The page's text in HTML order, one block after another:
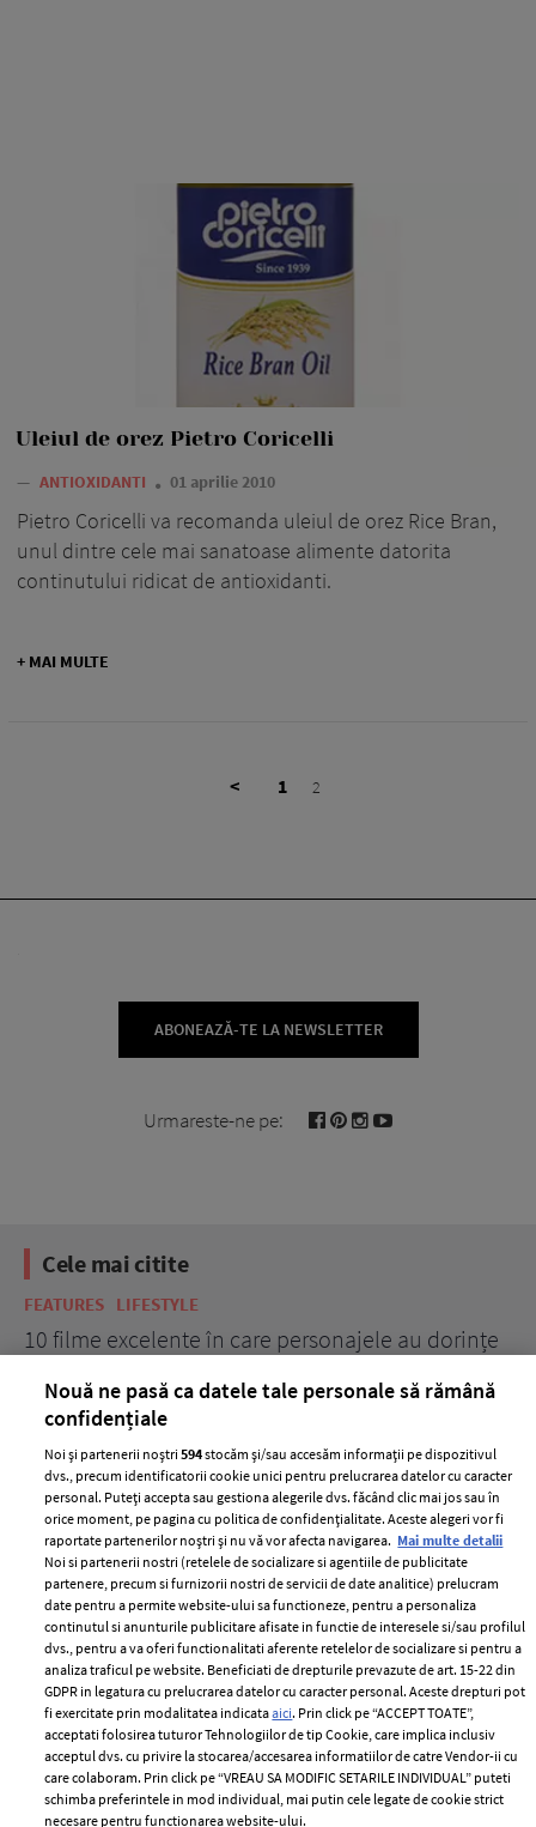
Uleiul de orez Pietro Coricelli
— ANTIOXIDANTI 01 aprilie 2010
Pietro Coricelli va recomanda uleiul de orez Rice Bran,
unul dintre cele mai sanatoase alimente datorita
continutului ridicat de antioxidanti.
+ MAI MULTE
< 1 2
ABONEAZĂ-TE LA NEWSLETTER
Urmareste-ne pe:
Cele mai citite
FEATURES LIFESTYLE
10 filme excelente în care personajele au dorințe
ELLE Style Awards
2024
Despre ELLE
Romania
Contact
Abonamente
Termeni si conditii
Politica de
confidențialitate
Politica de cookies
Publicitate
Nouă ne pasă ca datele tale personale să rămână
confidențiale
Noi și partenerii noștri594stocăm și/sau accesăm informații pe dispozitivul
dvs., precum identificatorii cookie unici pentru prelucrarea datelor cu caracter
personal. Puteți accepta sau gestiona alegerile dvs. făcând clic mai jos sau în
orice moment, pe pagina cu politica de confidențialitate. Aceste alegeri vor fi
raportate partenerilor noștri și nu vă vor afecta navigarea. Mai multe detalii
Noi si partenerii nostri (retelele de socializare si agentiile de publicitate
partenere, precum si furnizorii nostri de servicii de date analitice) prelucram
date pentru a permite website-ului sa functioneze, pentru a personaliza
continutul si anunturile publicitare afisate in functie de interesele si/sau profilul
dvs., pentru a va oferi functionalitati aferente retelelor de socializare si pentru a
analiza traficul pe website. Beneficiati de drepturile prevazute de art. 15-22 din
GDPR in legatura cu prelucrarea datelor cu caracter personal. Aceste drepturi pot
fi exercitate prin modalitatea indicataaici. Prin click pe “ACCEPT TOATE”,
acceptati folosirea tuturor Tehnologiilor de tip Cookie, care implica inclusiv
acceptul dvs. cu privire la stocarea/accesarea informatiilor de catre Vendor-ii cu
care colaboram. Prin click pe “VREAU SA MODIFIC SETARILE INDIVIDUAL” puteti
schimba preferintele in mod individual, mai putin cele legate de cookie strict
necesare pentru functionarea website-ului.